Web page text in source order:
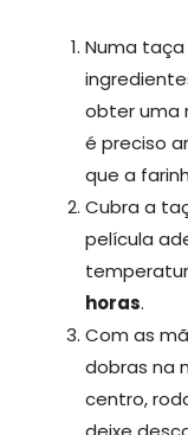
Numa
obter uma
é preciso
que a
Cubra a
película
horas.
Com as
dobras na
centro,